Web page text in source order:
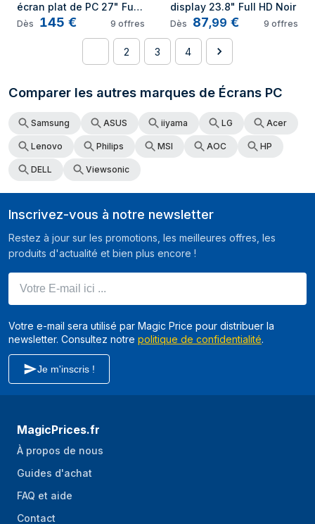
écran plat de PC 27" Full
HD LED Noir, Blanc
Dès 145 € 9 offres
display 23.8" Full HD Noir
Dès 87,99 € 9 offres
2 3 4
Comparer les autres marques de Écrans PC
Samsung ASUS iiyama LG Acer
Lenovo Philips MSI AOC HP
DELL Viewsonic
Inscrivez-vous à notre newsletter
Restez à jour sur les promotions, les meilleures offres, les
produits d'actualité et bien plus encore !
Votre e-mail sera utilisé par Magic Price pour distribuer la
newsletter. Consultez notre politique de confidentialité.
Je m'inscris !
MagicPrices.fr
À propos de nous
Guides d'achat
FAQ et aide
Contact